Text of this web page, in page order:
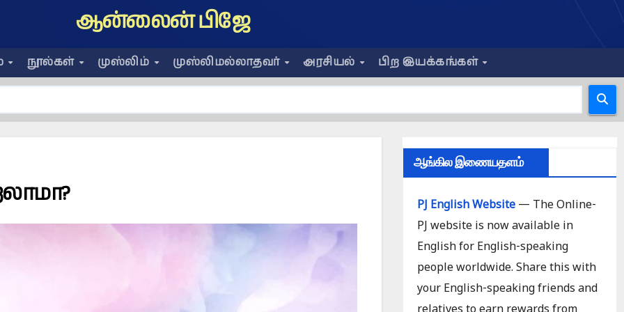
ஆன்லைன் பிஜே
நூல்கள் முஸ்லிம் முஸ்லிமல்லாதவர் அரசியல் பிற இயக்கங்கள்
ஆங்கில இணையதளம்
PJ English Website— The Online-
PJ website is now available in
English for English-speaking
people worldwide. Share this with
your English-speaking friends and